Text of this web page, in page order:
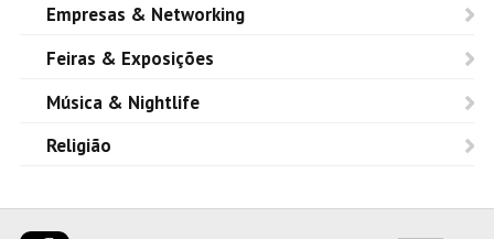
Empresas & Networking
Feiras & Exposições
Música & Nightlife
Religião